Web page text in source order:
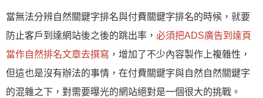
當無法分辨自然關鍵字排名與付費關鍵字排名的時候，就要
防止客戶到達網站後之後的跳出率， 必須把ADS廣告到達頁
當作自然排名文章去撰寫 ，增加了不少內容製作上複雜性，
但這也是沒有辦法的事情，在付費關鍵字與自然自然關鍵字
的混雜之下，對需要曝光的網站絕對是一個很大的挑戰。